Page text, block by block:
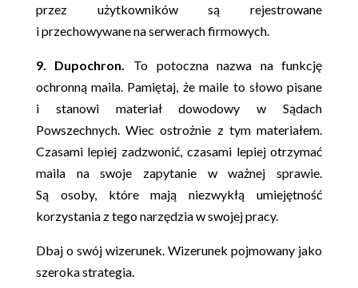
przez użytkowników są rejestrowane
i przechowywane na serwerach firmowych.
9. Dupochron. To potoczna nazwa na funkcję
ochronną maila. Pamiętaj, że maile to słowo pisane
i stanowi materiał dowodowy w Sądach
Powszechnych. Wiec ostrożnie z tym materiałem.
Czasami lepiej zadzwonić, czasami lepiej otrzymać
maila na swoje zapytanie w ważnej sprawie.
Są osoby, które mają niezwykłą umiejętność
korzystania z tego narzędzia w swojej pracy.
Dbaj o swój wizerunek. Wizerunek pojmowany jako
szeroka strategia.